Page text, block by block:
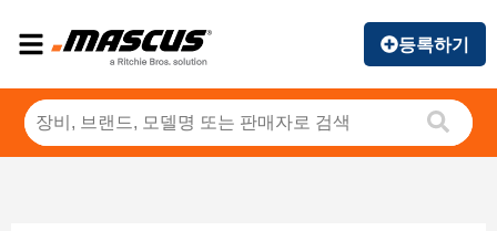
등록하기